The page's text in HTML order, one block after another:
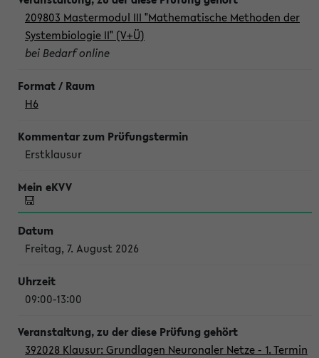
209803 Mastermodul III "Mathematische Methoden der
Systembiologie II" (V+Ü)
bei Bedarf online
H6
Erstklausur
Freitag, 7. August 2026
09:00-13:00
392028 Klausur: Grundlagen Neuronaler Netze - 1. Termin